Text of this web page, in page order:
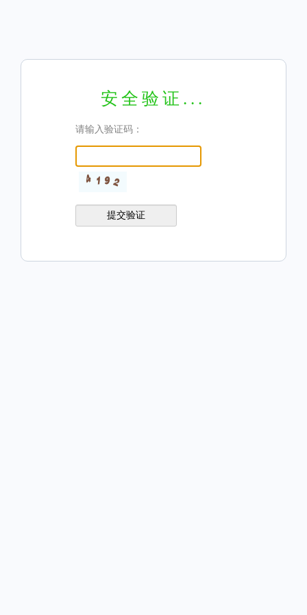
安全验证...
请输入验证码：